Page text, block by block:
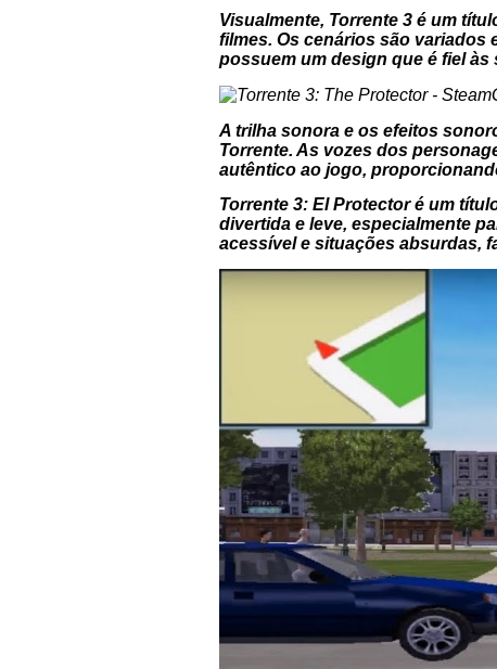
Visualmente, Torrente 3é um
filmes. Os cenários são variados
possuem um design que é fiel
A trilha sonora e os efeitos
Torrente. As vozes dos
autêntico ao jogo,
Torrente 3: El Protectoré um
divertida e leve, especialmente
acessível e situações absurdas,